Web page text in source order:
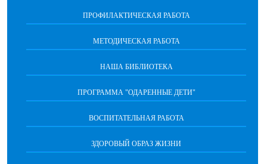
ПРОФИЛАКТИЧЕСКАЯ РАБОТА
МЕТОДИЧЕСКАЯ РАБОТА
НАША БИБЛИОТЕКА
ПРОГРАММА "ОДАРЕННЫЕ ДЕТИ"
ВОСПИТАТЕЛЬНАЯ РАБОТА
ЗДОРОВЫЙ ОБРАЗ ЖИЗНИ